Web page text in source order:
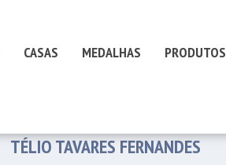
CASAS MEDALHAS PRODUTOS
TÉLIO TAVARES FERNANDES